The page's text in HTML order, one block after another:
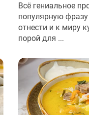
Всё гениальное
популярную
отнести и к миру
порой для ...